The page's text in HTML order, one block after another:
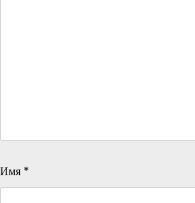
Имя *